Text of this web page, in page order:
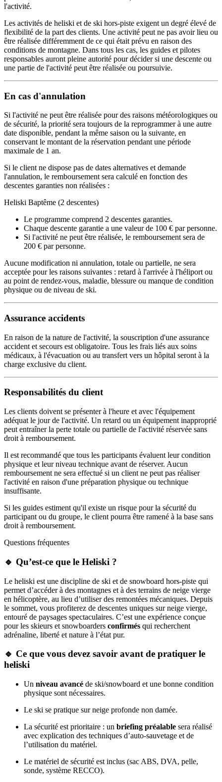
l'activité.
Les activités de heliski et de ski hors-piste exigent un degré élevé de
flexibilité de la part des clients. Une activité peut ne pas avoir lieu ou
être réalisée différemment de ce qui était prévu en raison des
conditions de montagne. Dans tous les cas, les guides et pilotes
responsables auront pleine autorité pour décider si une descente ou
une partie de l'activité peut être réalisée ou poursuivie.
En cas d'annulation
Si l'activité ne peut être réalisée pour des raisons météorologiques ou
de sécurité, la priorité sera toujours de la reprogrammer à une autre
date disponible, pendant la même saison ou la suivante, en
conservant le montant de la réservation pendant une période
maximale de 1 an.
Si le client ne dispose pas de dates alternatives et demande
l'annulation, le remboursement sera calculé en fonction des
descentes garanties non réalisées :
Heliski Baptême (2 descentes)
Le programme comprend 2 descentes garanties.
Chaque descente garantie a une valeur de 100 € par personne.
Si l'activité ne peut être réalisée, le remboursement sera de
200 € par personne.
Aucune modification ni annulation, totale ou partielle, ne sera
acceptée pour les raisons suivantes : retard à l'arrivée à l'héliport ou
au point de rendez-vous, maladie, blessure ou manque de condition
physique ou de niveau de ski.
Assurance accidents
En raison de la nature de l'activité, la souscription d'une assurance
accident et secours est obligatoire. Tous les frais liés aux soins
médicaux, à l'évacuation ou au transfert vers un hôpital seront à la
charge exclusive du client.
Responsabilités du client
Les clients doivent se présenter à l'heure et avec l'équipement
adéquat le jour de l'activité. Un retard ou un équipement inapproprié
peut entraîner la perte totale ou partielle de l'activité réservée sans
droit à remboursement.
Il est recommandé que tous les participants évaluent leur condition
physique et leur niveau technique avant de réserver. Aucun
remboursement ne sera effectué si un client ne peut pas réaliser
l'activité en raison d'une préparation physique ou technique
insuffisante.
Si les guides estiment qu'il existe un risque pour la sécurité du
participant ou du groupe, le client pourra être ramené à la base sans
droit à remboursement.
Questions fréquentes
🔹 Qu’est-ce que le Heliski ?
Le heliski est une discipline de ski et de snowboard hors-piste qui
permet d’accéder à des montagnes et à des terrains de neige vierge
en hélicoptère, au lieu d’utiliser des remontées mécaniques. Depuis
le sommet, vous profiterez de descentes uniques sur neige vierge,
entouré de paysages spectaculaires. C’est une expérience conçue
pour les skieurs et snowboarders confirmés qui recherchent
adrénaline, liberté et nature à l’état pur.
🔹 Ce que vous devez savoir avant de pratiquer le
heliski
Un niveau avancé de ski/snowboard et une bonne condition
physique sont nécessaires.
Le ski se pratique sur neige profonde non damée.
La sécurité est prioritaire : un briefing préalable sera réalisé
avec explication des techniques d’auto-sauvetage et de
l’utilisation du matériel.
Le matériel de sécurité est inclus (sac ABS, DVA, pelle,
sonde, système RECCO).